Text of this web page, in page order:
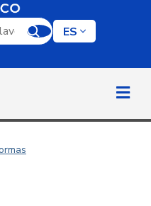
palabra clave
ES